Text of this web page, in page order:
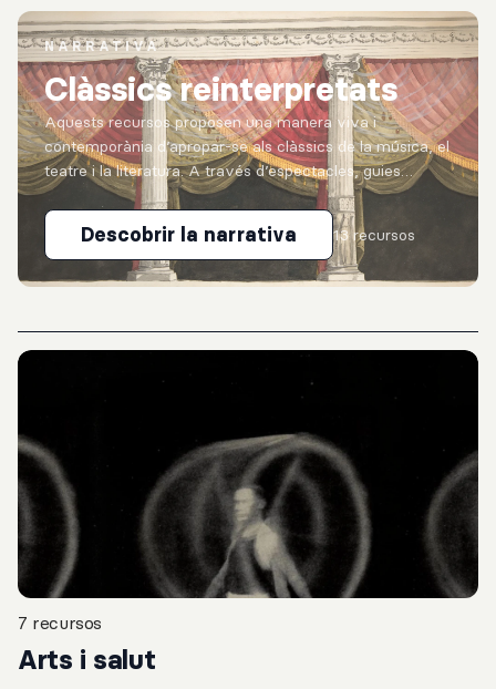
NARRATIVA
Clàssics reinterpretats
Aquests recursos proposen una manera viva i
contemporània d’apropar-se als clàssics de la música, el
teatre i la literatura. A través d’espectacles, guies
didàctiques i materials digitals, conviden a redescobrir
obres i...
Descobrir la narrativa 13 recursos
7 recursos
Arts i salut